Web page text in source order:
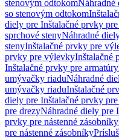
stenovým odtokomNáhradné
so stenovým odtokom
diely pre Inštalačné prvky
sprchové stenyNáhradné
stenyInštalačné prvky pre
prvky pre výlevkyInštalačné
Inštalačné prvky pre armatúry
umývačky riaduNáhradné
umývačky riaduInštalačné
diely pre Inštalačné prvky
pre drezyNáhradné diely pre
prvky pre nástenné zásobníky
pre nástenné zásobníky